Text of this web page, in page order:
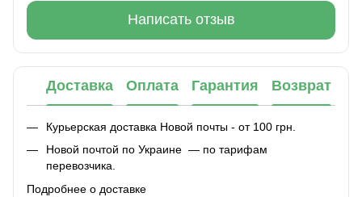
Написать отзыв
Доставка Оплата Гарантия Возврат
Курьерская доставка Новой почты - от 100 грн.
Новой почтой по Украине — по тарифам
перевозчика.
Подробнее о доставке